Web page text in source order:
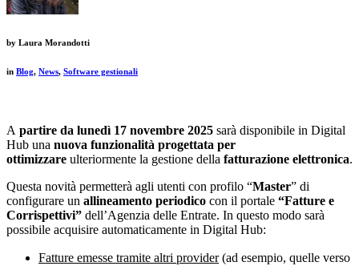
by Laura Morandotti
in Blog, News, Software gestionali
A partire da lunedì 17 novembre 2025 sarà disponibile in Digital
Hub una nuova funzionalità progettata per
ottimizzare ulteriormente la gestione della fatturazione elettronica.
Questa novità permetterà agli utenti con profilo “Master” di
configurare un allineamento periodico con il portale “Fatture e
Corrispettivi” dell’Agenzia delle Entrate. In questo modo sarà
possibile acquisire automaticamente in Digital Hub:
Fatture emesse tramite altri provider(ad esempio, quelle verso